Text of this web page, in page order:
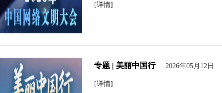
[详情]
专题 | 美丽中国行 2026年05月12日
[详情]